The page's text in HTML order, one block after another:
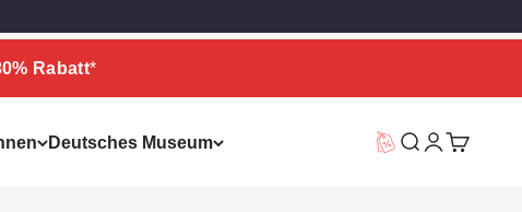
Rabatt*
Deutsches Museum Vorteilswelt
Suche